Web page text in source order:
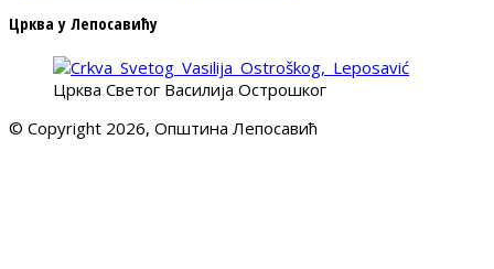
Црква у Лепосавићу
Црква Светог Василија Острошког
© Copyright 2026, Општина Лепосавић